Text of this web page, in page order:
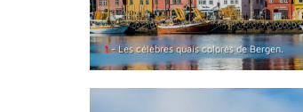
1- Les célèbres quais colorés de Bergen.